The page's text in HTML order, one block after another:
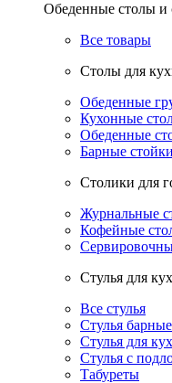
Обеденные столы и
Все товары
Столы для
Обеденные
Кухонные
Обеденные
Барные стойки
Столики для
Журнальные
Кофейные
Стулья для
Все стулья
Стулья барные
Стулья для
Стулья с
Табуреты